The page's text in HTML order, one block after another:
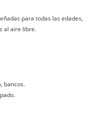
para todas las edades,
al aire libre.
bancos.